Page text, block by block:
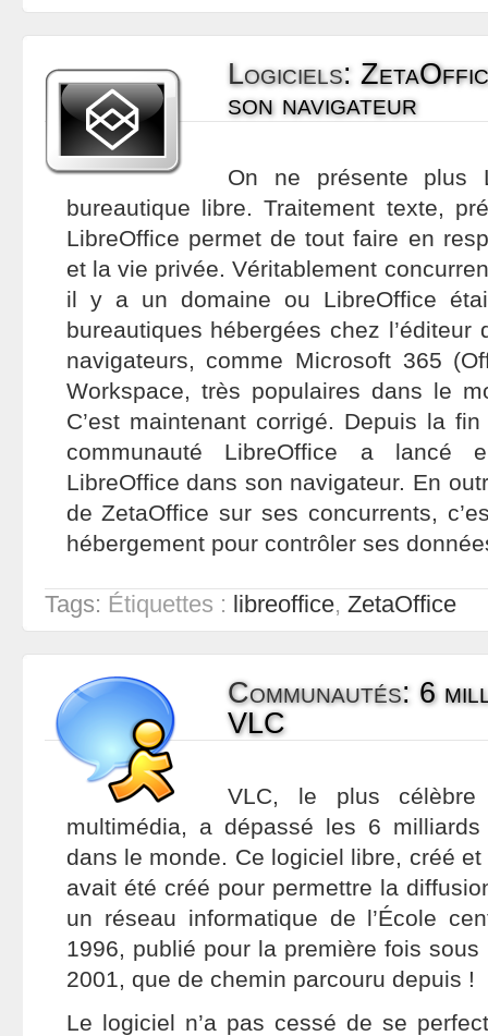
Logiciels:
son navigateur
On ne présente plus
bureautique libre. Traitement texte,
LibreOffice permet de tout faire en
et la vie privée. Véritablement
il y a un domaine ou LibreOffice
bureautiques hébergées chez l’éditeur
navigateurs, comme Microsoft 365
Workspace, très populaires dans le
C’est maintenant corrigé. Depuis la
communauté LibreOffice a
LibreOffice dans son navigateur. En
de ZetaOffice sur ses concurrents,
hébergement pour contrôler ses
Tags: Étiquettes : libreoffice, ZetaOffice
Communautés: 6
VLC
VLC, le plus
multimédia, a dépassé les 6 milliards
dans le monde. Ce logiciel libre, créé
avait été créé pour permettre la
un réseau informatique de l’École
1996, publié pour la première fois sous
2001, que de chemin parcouru depuis !
Le logiciel n’a pas cessé de se